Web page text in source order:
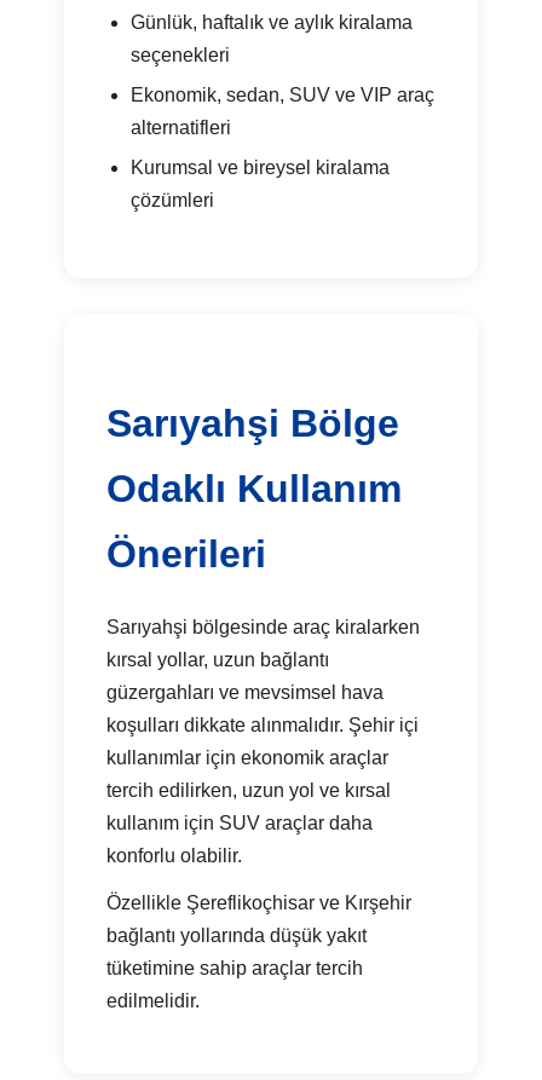
Günlük, haftalık ve aylık kiralama
seçenekleri
Ekonomik, sedan, SUV ve VIP araç
alternatifleri
Kurumsal ve bireysel kiralama
çözümleri
Sarıyahşi Bölge
Odaklı Kullanım
Önerileri
Sarıyahşi bölgesinde araç kiralarken
kırsal yollar, uzun bağlantı
güzergahları ve mevsimsel hava
koşulları dikkate alınmalıdır. Şehir içi
kullanımlar için ekonomik araçlar
tercih edilirken, uzun yol ve kırsal
kullanım için SUV araçlar daha
konforlu olabilir.
Özellikle Şereflikoçhisar ve Kırşehir
bağlantı yollarında düşük yakıt
tüketimine sahip araçlar tercih
edilmelidir.